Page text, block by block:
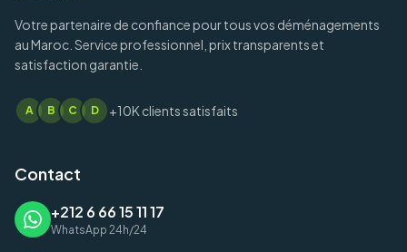
Votre partenaire de confiance pour tous vos déménagements
au Maroc. Service professionnel, prix transparents et
satisfaction garantie.
A B C D +10K clients satisfaits
Contact
+212 6 66 15 11 17
WhatsApp 24h/24